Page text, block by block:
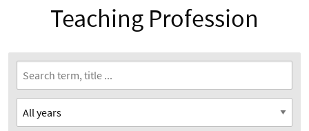
Teaching Profession